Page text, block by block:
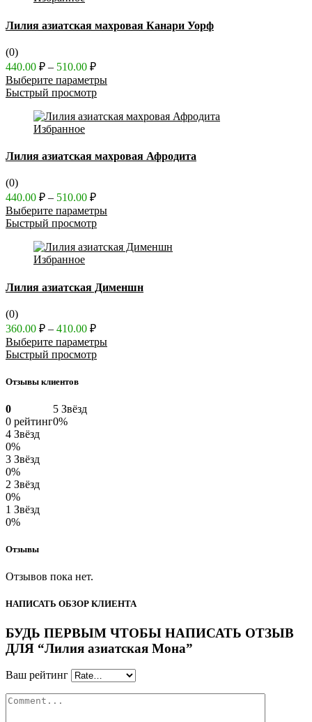
Лилия азиатская махровая Канари Уорф
(0)
440.00 ₽ – 510.00 ₽Диапазон
цен:
440.00 ₽
510.00 ₽
Выберите параметры
Быстрый просмотр
Избранное
Лилия азиатская махровая Афродита
(0)
440.00 ₽ – 510.00 ₽Диапазон
цен:
440.00 ₽
510.00 ₽
Выберите параметры
Быстрый просмотр
Избранное
Лилия азиатская Дименшн
(0)
360.00 ₽ – 410.00 ₽Диапазон
цен:
360.00 ₽
Выберите параметры
Быстрый просмотр
Отзывы клиентов
0
0 рейтинг
5 Звёзд
0%
4 Звёзд
0%
3 Звёзд
0%
2 Звёзд
0%
1 Звёзд
0%
Отзывы
Отзывов пока нет.
НАПИСАТЬ ОБЗОР КЛИЕНТА
БУДЬ ПЕРВЫМ ЧТОБЫ НАПИСАТЬ ОТЗЫВ
ДЛЯ “Лилия азиатская Мона”
Ваш рейтинг